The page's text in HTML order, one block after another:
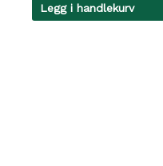
Legg i handlekurv